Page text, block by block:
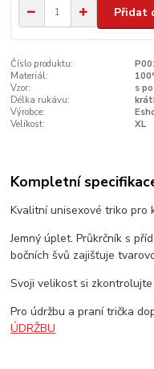
Přidat
Číslo produktu:
Materiál:
Vzor:
s
Délka rukávu:
Výrobce:
Velikost:
XL
Kompletní
Kvalitní unisexové triko pro
Jemný úplet. Průkrčník s
bočních švů zajišťuje
Svoji velikost si
Pro údržbu a praní trička
ÚDRŽBU